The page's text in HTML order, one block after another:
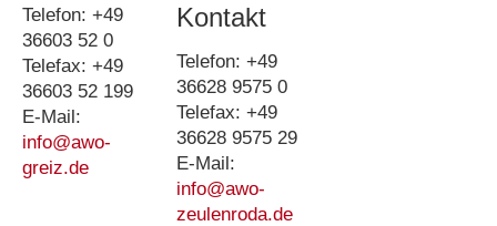
Telefon: +49
36603 52 0
Telefax: +49
36603 52 199
E-Mail:
info@awo-
greiz.de
Kontakt
Telefon: +49
36628 9575 0
Telefax: +49
36628 9575 29
E-Mail:
info@awo-
zeulenroda.de